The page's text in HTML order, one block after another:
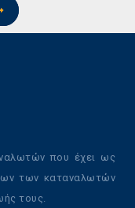
που έχει ως
των καταναλωτών
τους.